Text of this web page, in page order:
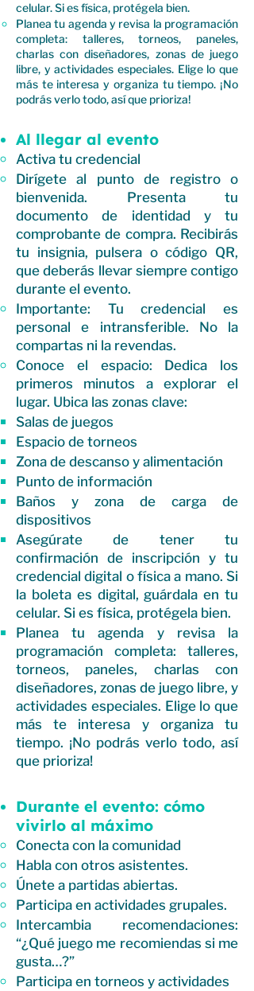
celular. Si es física, protégela bien.
Planea tu agenda y revisa la programación
completa: talleres, torneos, paneles,
charlas con diseñadores, zonas de juego
libre, y actividades especiales. Elige lo que
más te interesa y organiza tu tiempo. ¡No
podrás verlo todo, así que prioriza!
Al llegar al evento
Activa tu credencial
Dirígete al punto de registro o
bienvenida. Presenta tu
documento de identidad y tu
comprobante de compra. Recibirás
tu insignia, pulsera o código QR,
que deberás llevar siempre contigo
durante el evento.
Importante: Tu credencial es
personal e intransferible. No la
compartas ni la revendas.
Conoce el espacio: Dedica los
primeros minutos a explorar el
lugar. Ubica las zonas clave:
Salas de juegos
Espacio de torneos
Zona de descanso y alimentación
Punto de información
Baños y zona de carga de
dispositivos
Asegúrate de tener tu
confirmación de inscripción y tu
credencial digital o física a mano. Si
la boleta es digital, guárdala en tu
celular. Si es física, protégela bien.
Planea tu agenda y revisa la
programación completa: talleres,
torneos, paneles, charlas con
diseñadores, zonas de juego libre, y
actividades especiales. Elige lo que
más te interesa y organiza tu
tiempo. ¡No podrás verlo todo, así
que prioriza!
Durante el evento: cómo
vivirlo al máximo
Conecta con la comunidad
Habla con otros asistentes.
Únete a partidas abiertas.
Participa en actividades grupales.
Intercambia recomendaciones:
“¿Qué juego me recomiendas si me
gusta…?”
Participa en torneos y actividades